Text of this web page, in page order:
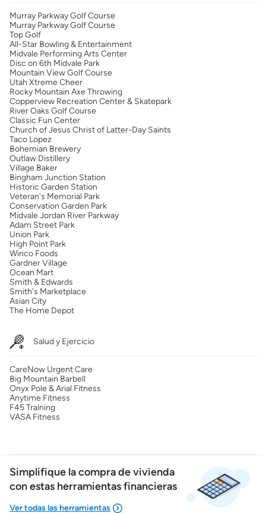
Murray Parkway Golf Course
Murray Parkway Golf Course
Top Golf
All-Star Bowling & Entertainment
Midvale Performing Arts Center
Disc on 6th Midvale Park
Mountain View Golf Course
Utah Xtreme Cheer
Rocky Mountain Axe Throwing
Copperview Recreation Center & Skatepark
River Oaks Golf Course
Classic Fun Center
Church of Jesus Christ of Latter-Day Saints
Taco Lopez
Bohemian Brewery
Outlaw Distillery
Village Baker
Bingham Junction Station
Historic Garden Station
Veteran's Memorial Park
Conservation Garden Park
Midvale Jordan River Parkway
Adam Street Park
Union Park
High Point Park
Winco Foods
Gardner Village
Ocean Mart
Smith & Edwards
Smith's Marketplace
Asian City
The Home Depot
Salud y Ejercicio
CareNow Urgent Care
Big Mountain Barbell
Onyx Pole & Arial Fitness
Anytime Fitness
F45 Training
VASA Fitness
Simplifique la compra de vivienda
con estas herramientas financieras